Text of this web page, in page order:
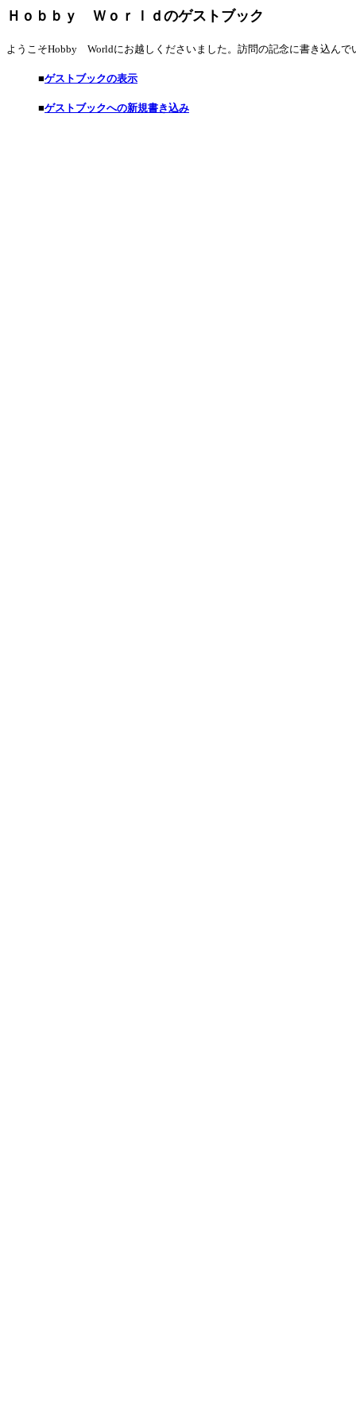
Ｈｏｂｂｙ Ｗｏｒｌｄのゲストブック
ようこそHobby Worldにお越しくださいました。訪問の記念に書き込んで
■ゲストブックの表示
■ゲストブックへの新規書き込み